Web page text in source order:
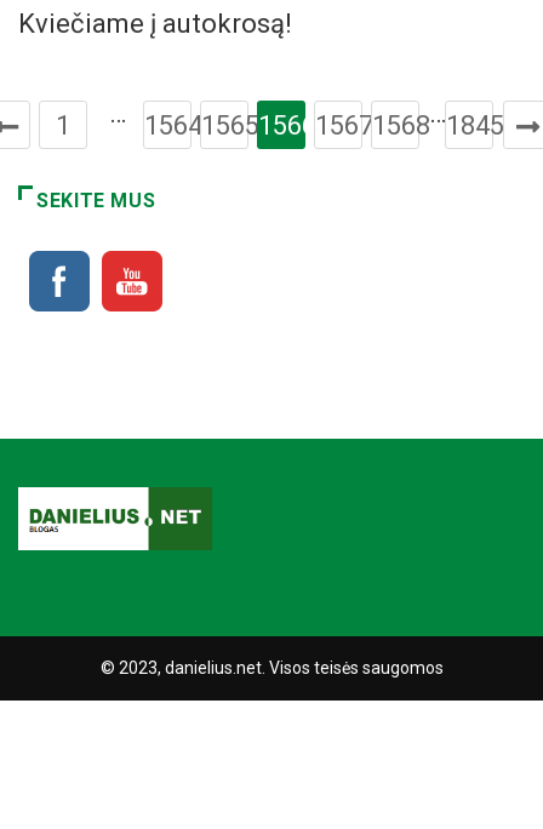
Kviečiame į autokrosą!
1 … 156415651566 15671568…1845
SEKITE MUS
© 2023, danielius.net. Visos teisės saugomos